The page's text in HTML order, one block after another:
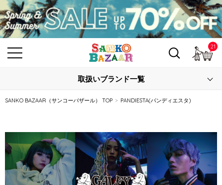
21カ
取扱いブランド一覧
SANKO BAZAAR（サンコーバザール） TOP PANDIESTA(パンディエスタ)